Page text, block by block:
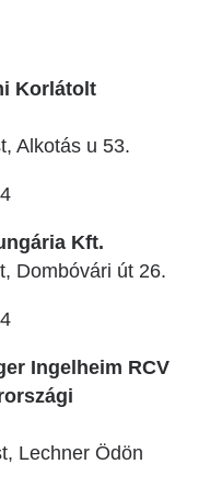
Korlátolt
Alkotás u 53.
Kft.
Dombóvári út 26.
Ingelheim RCV
Lechner Ödön